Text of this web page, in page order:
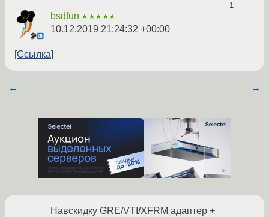
1
bsdfun ★★★★★
10.12.2019 21:24:32 +00:00
Ссылка
← →
Навскидку GRE/VTI/XFRM адаптер +